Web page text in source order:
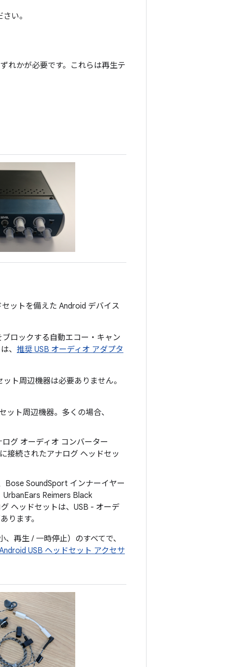
い。
れかが必要です。これらは再生テ
ットを備えた Android デバイス
ロックする自動エコー・キャン
、 推奨 USB オーディオ アダプタ
ト周辺機器は必要ありません。
ット周辺機器。多くの場合、
グ オーディオ コンバーター
接続されたアナログ ヘッドセッ
Bose SoundSport インナーイヤー
Reimers Black
ヘッドセットは、USB - オーデ
ります。
再生 / 一時停止）のすべてで、
USB ヘッドセット アクセサ